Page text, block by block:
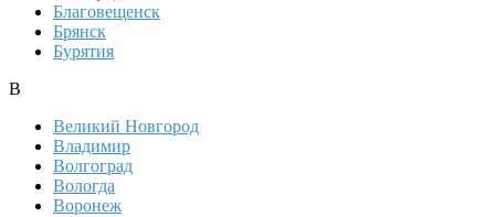
Благовещенск
Брянск
Бурятия
В
Великий Новгород
Владимир
Волгоград
Вологда
Воронеж